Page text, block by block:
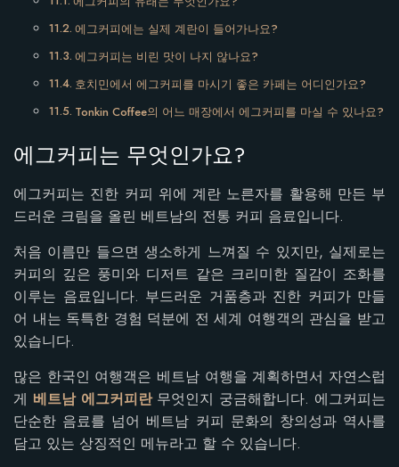
에그커피에는 실제 계란이 들어가나요?
에그커피는 비린 맛이 나지 않나요?
호치민에서 에그커피를 마시기 좋은 카페는 어디인가요?
Tonkin Coffee의 어느 매장에서 에그커피를 마실 수 있나요?
에그커피는 무엇인가요?
에그커피는 진한 커피 위에 계란 노른자를 활용해 만든 부
드러운 크림을 올린 베트남의 전통 커피 음료입니다.
처음 이름만 들으면 생소하게 느껴질 수 있지만, 실제로는
커피의 깊은 풍미와 디저트 같은 크리미한 질감이 조화를
이루는 음료입니다. 부드러운 거품층과 진한 커피가 만들
어 내는 독특한 경험 덕분에 전 세계 여행객의 관심을 받고
있습니다.
많은 한국인 여행객은 베트남 여행을 계획하면서 자연스럽
게 베트남 에그커피란무엇인지 궁금해합니다. 에그커피는
단순한 음료를 넘어 베트남 커피 문화의 창의성과 역사를
담고 있는 상징적인 메뉴라고 할 수 있습니다.